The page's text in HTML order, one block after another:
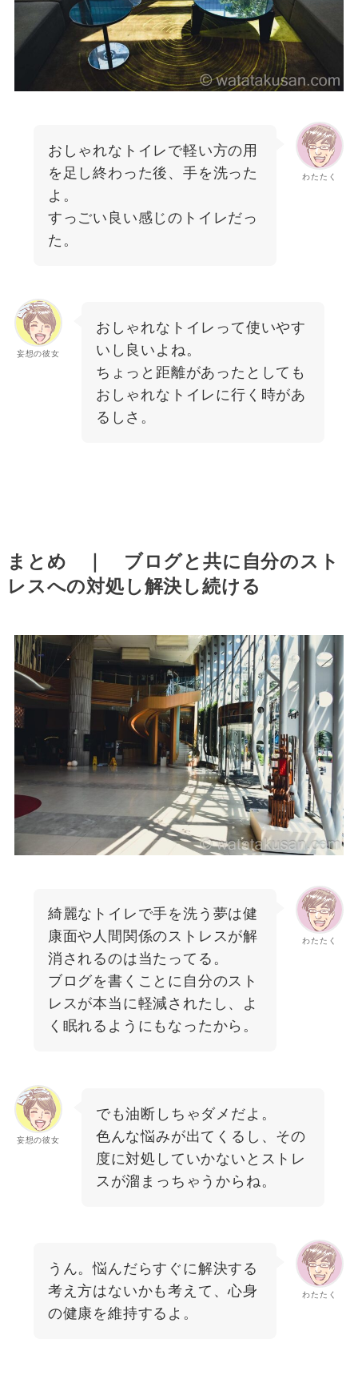
わたたく
おしゃれなトイレで軽い方の用
を足し終わった後、手を洗った
よ。
すっごい良い感じのトイレだっ
た。
妄想の彼女
おしゃれなトイレって使いやす
いし良いよね。
ちょっと距離があったとしても
おしゃれなトイレに行く時があ
るしさ。
まとめ ｜ ブログと共に自分のスト
レスへの対処し解決し続ける
わたたく
綺麗なトイレで手を洗う夢は健
康面や人間関係のストレスが解
消されるのは当たってる。
ブログを書くことに自分のスト
レスが本当に軽減されたし、よ
く眠れるようにもなったから。
妄想の彼女
でも油断しちゃダメだよ。
色んな悩みが出てくるし、その
度に対処していかないとストレ
スが溜まっちゃうからね。
わたたく
うん。悩んだらすぐに解決する
考え方はないかも考えて、心身
の健康を維持するよ。